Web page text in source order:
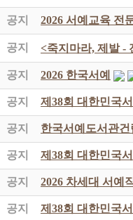
공지 2026 서예교육 전
공지 <죽지마라, 제발 -
공지 2026 한국서예
공지 제38회 대한민국
공지 한국서예도서관
공지 제38회 대한민국
공지 2026 차세대 서예
공지 제38회 대한민국